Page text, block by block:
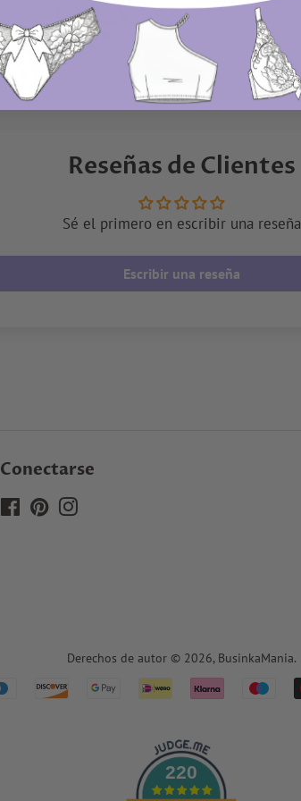
Reseñas de Clientes
Sé el primero en escribir una reseña
Escribir una reseña
Conectarse
Facebook
PinterestInstagram
Derechos de autor © 2026, BusinkaMania.
Iconos
pago
220